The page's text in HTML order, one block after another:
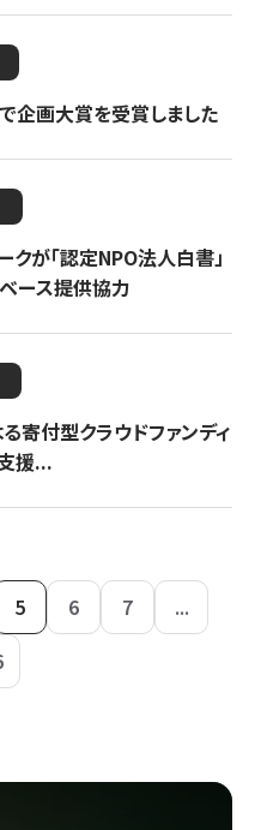
企画大賞を受賞しました
が「認定NPO法人白書」
ース提供協力
寄付型クラウドファンディ
援...
5 6 7
...